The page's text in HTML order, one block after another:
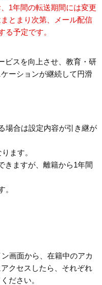
1年間の転送期間には変更
とまり次第、メール配信
る予定です。
ビスを向上させ、教育・研
ーションが継続して円滑
場合は設定内容が引き継が
ます。
ますが、離籍から1年間
。
画面から、在籍中のアカ
クセスしたら、それぞれ
ださい。